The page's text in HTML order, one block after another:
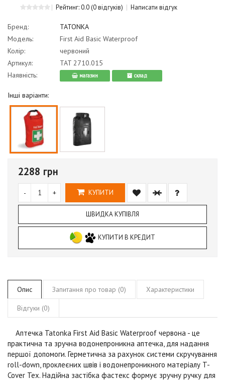
Рейтинг: 0.0(0 відгуків) Написати відгук
Бренд:
TATONKA
Модель:
First Aid Basic Waterproof
Колір:
червоний
Артикул:
TAT 2710.015
Наявність:
магазин cклад
Інші варіанти:
2288 грн
- + КУПИТИ
ШВИДКА КУПІВЛЯ
КУПИТИ В КРЕДИТ
Опис Запитання про товар (0) Характеристики
Відгуки (0)
Аптечка Tatonka First Aid Basic Waterproof червона - це
практична та зручна водонепроникна аптечка, для надання
першої допомоги. Герметична за рахунок системи скручування
roll-down , проклеєних швів і водонепроникного матеріалу T-
Cover Tex. Надійна застібка фастекс формує зручну ручку для